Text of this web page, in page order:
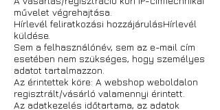
művelet végrehajtása.
Hírlevél feliratkozási hozzájárulásHírlevél
küldése.
Sem a felhasználónév, sem az e-mail cím
esetében nem szükséges, hogy személyes
adatot tartalmazzon.
Az érintettek köre: A webshop weboldalon
regisztrált/vásárló valamennyi érintett.
Az adatkezelés időtartama, az adatok